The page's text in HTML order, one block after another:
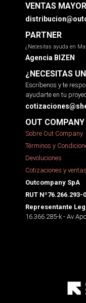
VENTAS
PARTNER
¿Necesitas ayuda en
Agencia BIZEN
¿NECESITAS
Escríbenos y te
ayudarte en tu
OUT COMPANY
Sobre Out Company
Términos y
Devoluciones
Cotizaciones y
Outcompany SpA
RUT Nº76.266.293-0
Representante
16.366.285-k - Av